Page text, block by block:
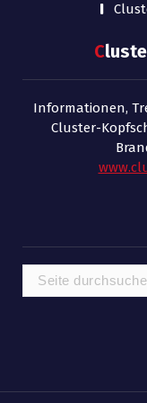
C
Informationen,
Cluster-